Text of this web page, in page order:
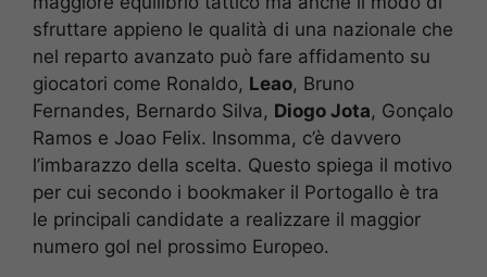
sfruttare appieno le qualità di una nazionale che
nel reparto avanzato può fare affidamento su
giocatori come Ronaldo, Leao, Bruno
Fernandes, Bernardo Silva, Diogo Jota, Gonçalo
Ramos e Joao Felix. Insomma, c’è davvero
l’imbarazzo della scelta. Questo spiega il motivo
per cui secondo i bookmaker il Portogallo è tra
le principali candidate a realizzare il maggior
numero gol nel prossimo Europeo.